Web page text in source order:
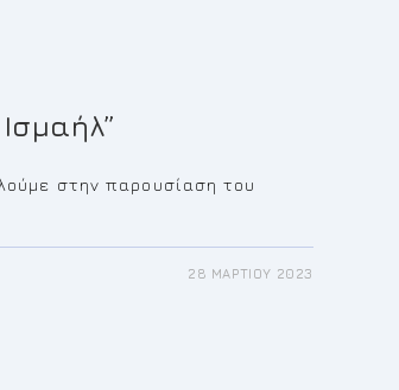
στην παρουσίαση του
28 ΜΑΡΤΊΟΥ 2023